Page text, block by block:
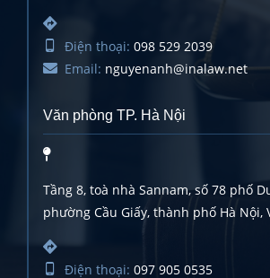
Điện thoại: 098 529 2039
Email: nguyenanh@inalaw.net
Văn phòng TP. Hà Nội
Tầng 8, toà nhà Sannam, số 78 phố
phường Cầu Giấy, thành phố Hà Nội,
Điện thoại: 097 905 0535